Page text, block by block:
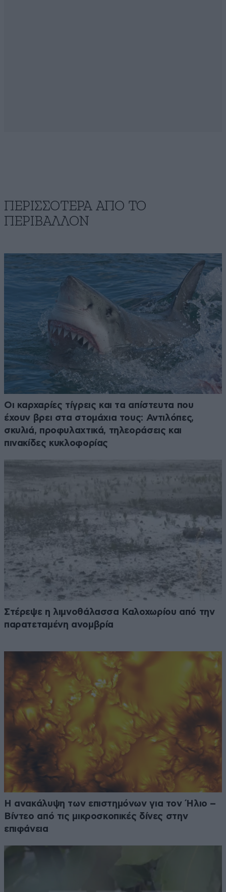
ΠΕΡΙΣΣΟΤΕΡΑ ΑΠΟ ΤΟ
ΠΕΡΙΒΑΛΛΟΝ
Οι καρχαρίες τίγρεις και τα απίστευτα που
έχουν βρει στα στομάχια τους: Αντιλόπες,
σκυλιά, προφυλαχτικά, τηλεοράσεις και
πινακίδες κυκλοφορίας
Στέρεψε η λιμνοθάλασσα Καλοχωρίου από την
παρατεταμένη ανομβρία
Η ανακάλυψη των επιστημόνων για τον Ήλιο –
Βίντεο από τις μικροσκοπικές δίνες στην
επιφάνεια